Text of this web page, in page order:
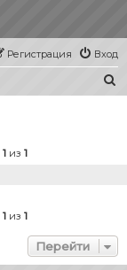
Вход
Регистрация
1из 1
1из 1
Перейти